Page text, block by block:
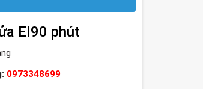
EI90 phút
0973348699